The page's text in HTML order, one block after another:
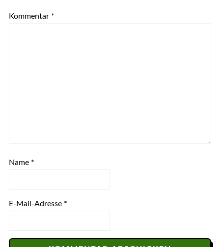
Kommentar *
Name *
E-Mail-Adresse *